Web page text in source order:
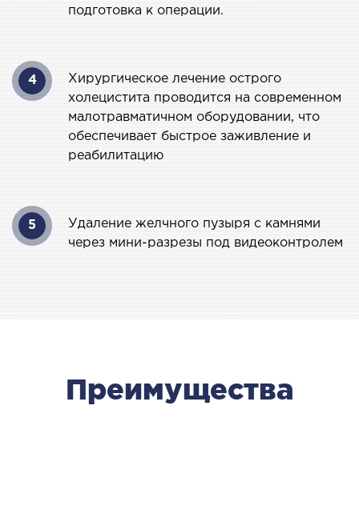
(МРТ)
органов
желез с имплантами и без
подготовка к операции.
4
Хирургическое лечение острого
холецистита проводится на современном
малотравматичном оборудовании, что
обеспечивает быстрое заживление и
реабилитацию
5
Удаление желчного пузыря с камнями
через мини-разрезы под видеоконтролем
Преимущества